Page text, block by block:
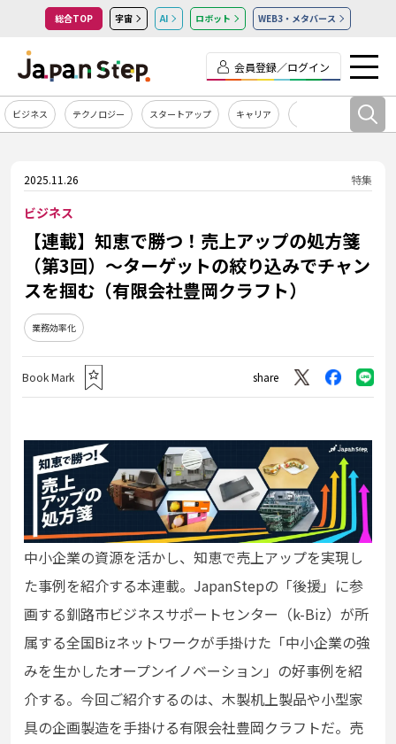
総合TOP 宇宙 AI ロボット WEB3・メタバース
会員登録／ログイン
ビジネス テクノロジー スタートアップ キャリア
2025.11.26 特集
ビジネス
【連載】知恵で勝つ！売上アップの処方箋
（第3回）～ターゲットの絞り込みでチャン
スを掴む（有限会社豊岡クラフト）
業務効率化
Book Mark share
中小企業の資源を活かし、知恵で売上アップを実現し
た事例を紹介する本連載。JapanStepの「後援」に参
画する釧路市ビジネスサポートセンター（k-Biz）が所
属する全国Bizネットワークが手掛けた「中小企業の強
みを生かしたオープンイノベーション」の好事例を紹
介する。今回ご紹介するのは、木製机上製品や小型家
具の企画製造を手掛ける有限会社豊岡クラフトだ。売